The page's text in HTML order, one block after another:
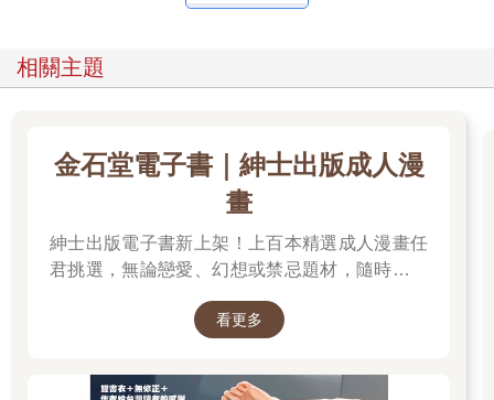
相關主題
金石堂電子書｜紳士出版成人漫
畫
紳士出版電子書新上架！上百本精選成人漫畫任
君挑選，無論戀愛、幻想或禁忌題材，隨時開讀
看更多